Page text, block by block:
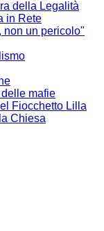
della Legalità
in Rete
non un pericolo"
delle mafie
Fiocchetto Lilla
Chiesa